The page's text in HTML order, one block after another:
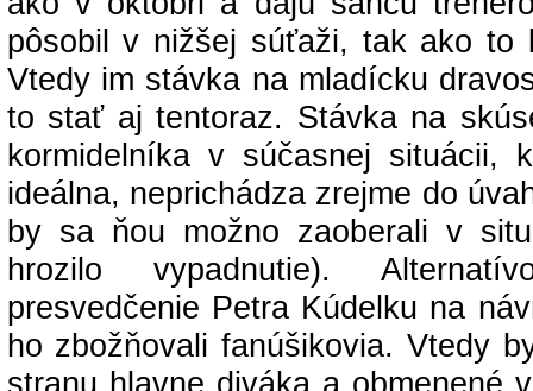
pôsobil v nižšej súťaži, tak ako to
Vtedy im stávka na mladícku
to stať aj tentoraz. Stávka na
kormidelníka v súčasnej situácii,
ideálna, neprichádza zrejme do
by sa ňou možno zaoberali v
hrozilo vypadnutie).
presvedčenie Petra Kúdelku na
ho zbožňovali fanúšikovia. Vtedy
stranu hlavne diváka a obmenené